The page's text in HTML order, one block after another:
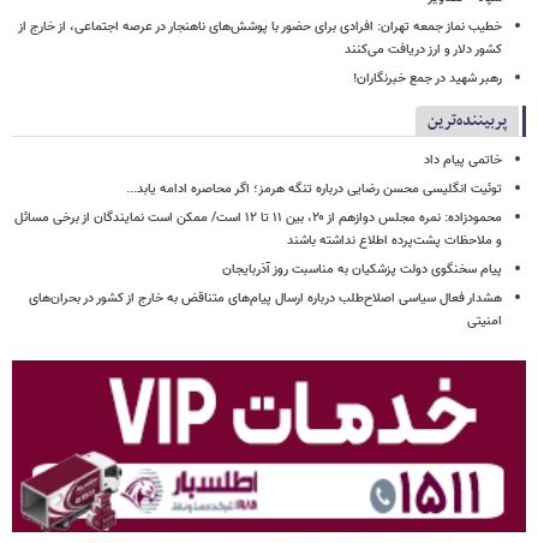
خطیب نماز جمعه تهران: افرادی برای حضور با پوشش‌های ناهنجار در عرصه اجتماعی، از خارج از
کشور دلار و ارز دریافت می‌کنند
رهبر شهید در جمع خبرنگاران!
پربیننده‌ترین
خاتمی پیام داد
توئیت انگلیسی محسن رضایی درباره تنگه هرمز؛ اگر محاصره ادامه یابد...
محمودزاده: نمره مجلس دوازهم از ۲۰، بین ۱۱ تا ۱۲ است/ ممکن است نمایندگان از برخی مسائل
و ملاحظات پشت‌پرده اطلاع نداشته باشند
پیام سخنگوی دولت پزشکیان به مناسبت روز آذربایجان
هشدار فعال سیاسی اصلاح‌طلب درباره ارسال پیام‌های متناقض به خارج از کشور در بحران‌های
امنیتی